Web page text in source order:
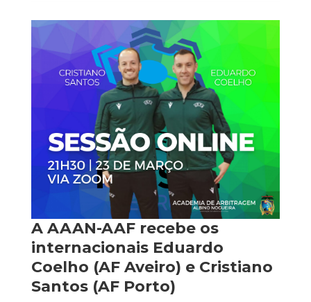
A AAAN-AAF recebe os
internacionais Eduardo
Coelho (AF Aveiro) e Cristiano
Santos (AF Porto)